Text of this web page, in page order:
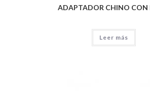
ADAPTADOR CHINO CON
Leer más